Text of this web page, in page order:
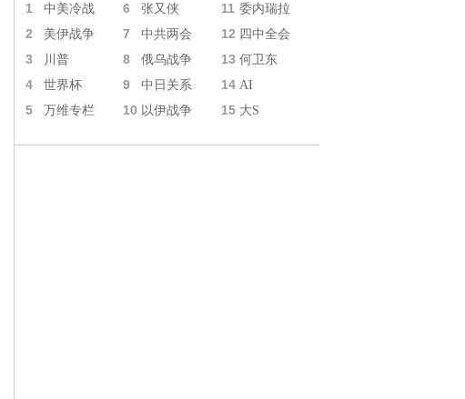
1 中美冷战 6 张又侠 11 委内瑞拉
2 美伊战争 7 中共两会 12 四中全会
3 川普 8 俄乌战争 13 何卫东
4 世界杯 9 中日关系 14 AI
5 万维专栏 10 以伊战争 15 大S